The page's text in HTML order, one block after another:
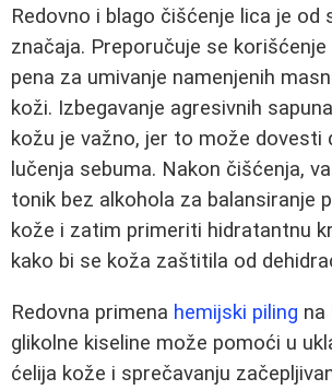
Redovno i blago čišćenje lica je od
značaja. Preporučuje se korišćenje
pena za umivanje namenjenih
koži. Izbegavanje agresivnih
kožu je važno, jer to može dovesti
lučenja sebuma. Nakon čišćenja,
tonik bez alkohola za balansiranje
kože i zatim primeriti hidratantnu
kako bi se koža zaštitila od
Redovna primena hemijski piling na
glikolne kiseline može pomoći u
ćelija kože i sprečavanju